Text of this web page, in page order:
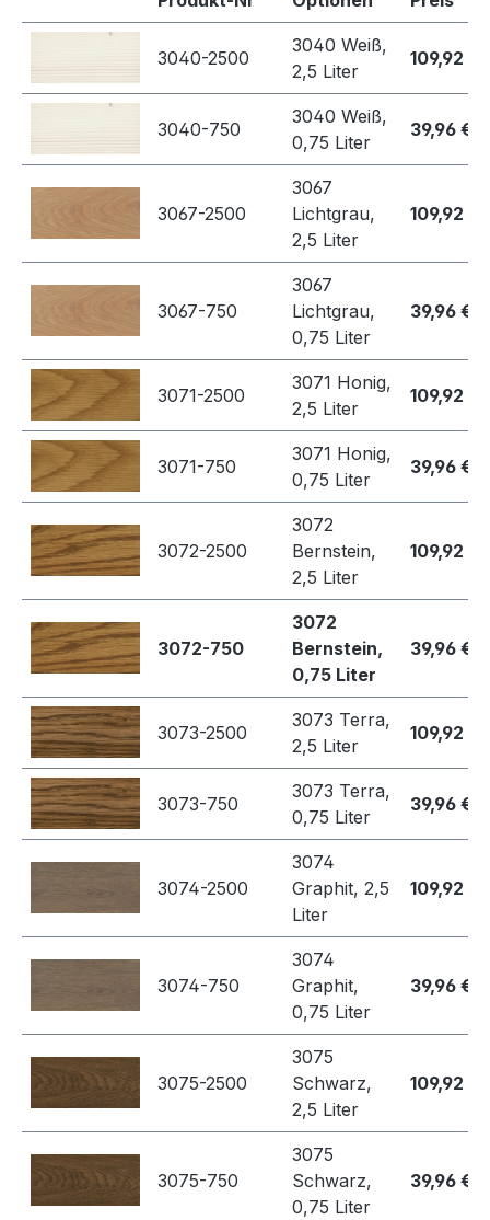
3040-2500
3040 Weiß,
2,5 Liter
109,92 €
3040-750
3040 Weiß,
0,75 Liter
39,96 €
3067-2500
3067
Lichtgrau,
2,5 Liter
109,92 €
3067-750
3067
Lichtgrau,
0,75 Liter
39,96 €
3071-2500
3071 Honig,
2,5 Liter
109,92 €
3071-750
3071 Honig,
0,75 Liter
39,96 €
3072-2500
3072
Bernstein,
2,5 Liter
109,92 €
3072-750
3072
Bernstein,
0,75 Liter
39,96 €
3073-2500
3073 Terra,
2,5 Liter
109,92 €
3073-750
3073 Terra,
0,75 Liter
39,96 €
3074-2500
3074
Graphit, 2,5
Liter
109,92 €
3074-750
3074
Graphit,
0,75 Liter
39,96 €
3075-2500
3075
Schwarz,
2,5 Liter
109,92 €
3075-750
3075
Schwarz,
0,75 Liter
39,96 €